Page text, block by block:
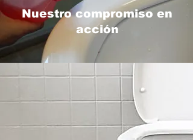
Nuestro compromiso en
acción